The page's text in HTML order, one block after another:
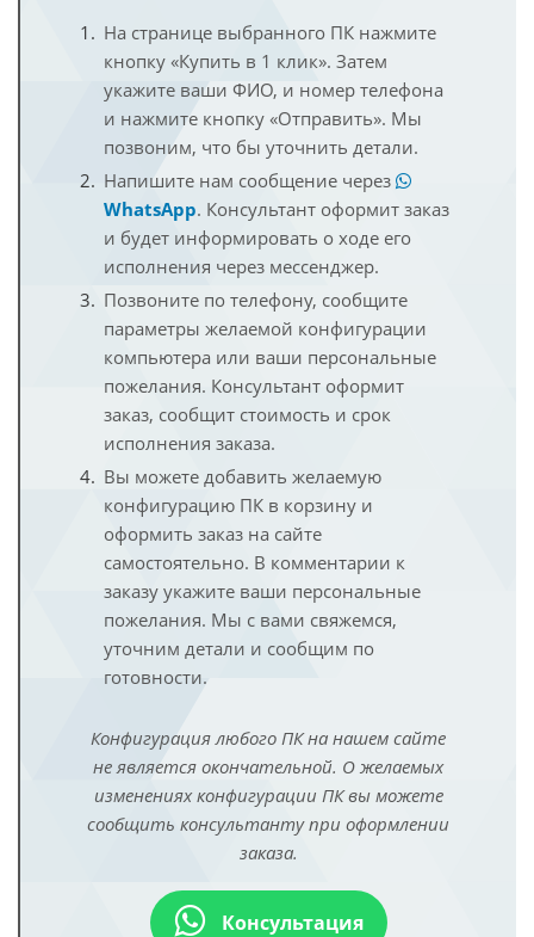
На странице выбранного ПК нажмите
кнопку «Купить в 1 клик». Затем
укажите ваши ФИО, и номер телефона
и нажмите кнопку «Отправить». Мы
позвоним, что бы уточнить детали.
Напишите нам сообщение через
WhatsApp. Консультант оформит заказ
и будет информировать о ходе его
исполнения через мессенджер.
Позвоните по телефону, сообщите
параметры желаемой конфигурации
компьютера или ваши персональные
пожелания. Консультант оформит
заказ, сообщит стоимость и срок
исполнения заказа.
Вы можете добавить желаемую
конфигурацию ПК в корзину и
оформить заказ на сайте
самостоятельно. В комментарии к
заказу укажите ваши персональные
пожелания. Мы с вами свяжемся,
уточним детали и сообщим по
готовности.
Конфигурация любого ПК на нашем сайте
не является окончательной. О желаемых
изменениях конфигурации ПК вы можете
сообщить консультанту при оформлении
заказа.
Консультация